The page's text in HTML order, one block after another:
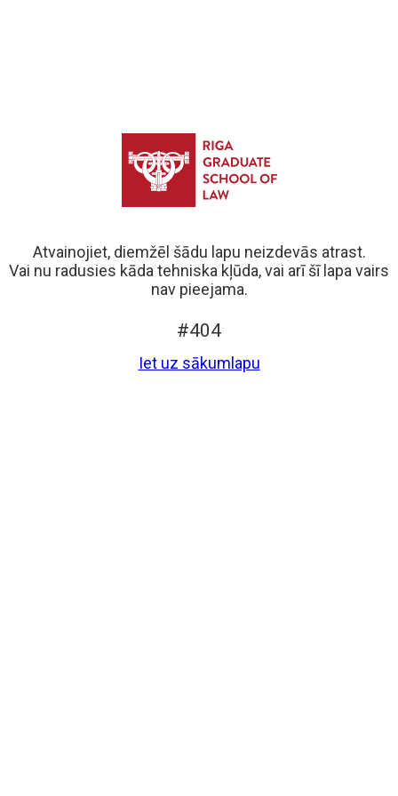
Atvainojiet, diemžēl šādu lapu neizdevās atrast.
Vai nu radusies kāda tehniska kļūda, vai arī šī lapa vairs
nav pieejama.
#404
Iet uz sākumlapu